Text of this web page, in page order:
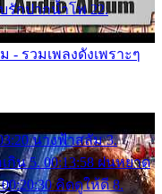
บรักปากน้ำโพ 22.
รวมเพลงดังเพราะๆ
นางฟ้าสลัม 3.
กิน 5. 00:13:58 ฝนหยาด
คิดดูให้ดี 8.